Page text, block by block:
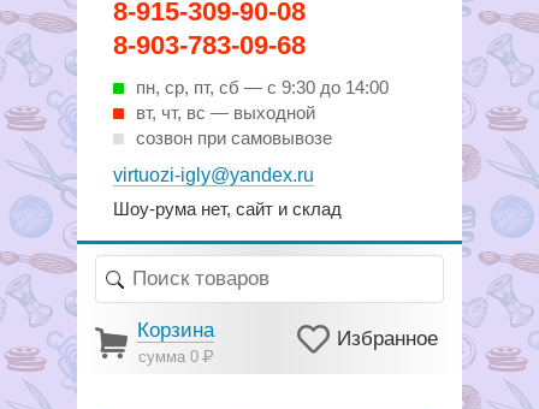
8-915-309-90-08
8-903-783-09-68
пн, ср, пт, cб — с 9:30 до 14:00
вт, чт, вс — выходной
созвон при самовывозе
virtuozi-igly@yandex.ru
Шоу-рума нет, сайт и склад
шитья и рукоделья
Корзина
сумма 0Р
Избранное